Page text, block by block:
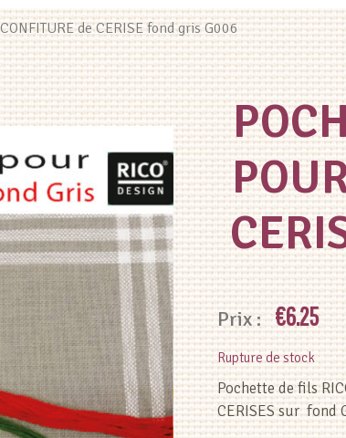
de CERISE fond gris G006
€6.25
Rupture de stock
Pochette de fils
CERISES sur fond